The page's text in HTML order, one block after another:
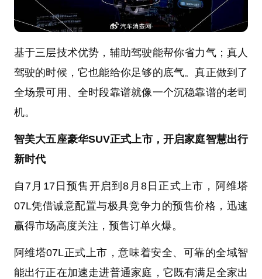
基于三层技术优势，辅助驾驶能帮你省力气；真人
驾驶的时候，它也能给你足够的底气。真正做到了
全场景可用、全时段靠谱就像一个沉稳靠谱的老司
机。
智美大五座豪华SUV正式上市，开启家庭智慧出行
新时代
自7月17日预售开启到8月8日正式上市，阿维塔
07L凭借诚意配置与极具竞争力的预售价格，迅速
赢得市场高度关注，预售订单火爆。
阿维塔07L正式上市，意味着安全、可靠的全域智
能出行正在加速走进普通家庭，它既有满足全家出